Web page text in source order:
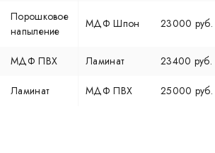
Порошковое
напыление
МДФ Шпон 23000 руб.
МДФ ПВХ Ламинат 23400 руб.
Ламинат МДФ ПВХ 25000 руб.